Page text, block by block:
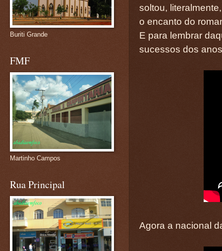
soltou,
o encanto do
E para lembrar
sucessos dos
Agora a nacional
Buriti Grande
FMF
Martinho Campos
Rua Principal